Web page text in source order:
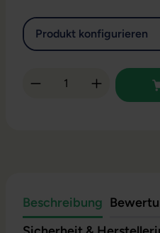
Produkt konfigurieren
Produkt Anzahl:
Beschreibung